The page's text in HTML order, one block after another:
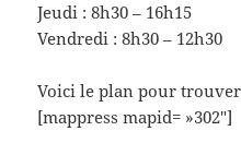
Jeudi : 8h30 – 16h15
Vendredi : 8h30 – 12h30
Voici le plan pour
[mappress mapid= »302″]